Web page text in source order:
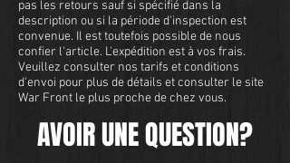
pas les retours sauf si spécifié dans la
description ou si la période d'inspection est
convenue. Il est toutefois possible de nous
confier l'article. L'expédition est à vos frais.
Veuillez consulter nos tarifs et conditions
d'envoi pour plus de détails et consulter le site
War Front le plus proche de chez vous.
AVOIR UNE QUESTION?